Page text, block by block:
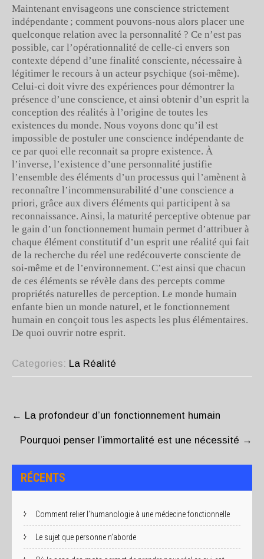
Maintenant envisageons une conscience strictement
indépendante ; comment pouvons-nous alors placer une
quelconque relation avec la personnalité ? Ce n’est pas
possible, car l’opérationnalité de celle-ci envers son
contexte dépend d’une finalité consciente, nécessaire à
légitimer le recours à un acteur psychique (soi-même).
Celui-ci doit vivre des expériences pour démontrer la
présence d’une conscience, et ainsi obtenir d’un esprit la
conception des réalités à l’origine de toutes les
existences du monde. Nous voyons donc qu’il est
impossible de postuler une conscience indépendante de
ce par quoi elle reconnait sa propre existence. À
l’inverse, l’existence d’une personnalité justifie
l’ensemble des éléments d’un processus qui l’amènent à
reconnaître l’incommensurabilité d’une conscience a
priori, grâce aux divers éléments qui participent à sa
reconnaissance. Ainsi, la maturité perceptive obtenue par
le gain d’un fonctionnement humain permet d’attribuer à
chaque élément constitutif d’un esprit une réalité qui fait
de la recherche du réel une redécouverte consciente de
soi-même et de l’environnement. C’est ainsi que chacun
de ces éléments se révèle dans des percepts comme
propriétés naturelles de perception. Le monde humain
enfante bien un monde naturel, et le fonctionnement
humain en conçoit tous les aspects les plus élémentaires.
De quoi ouvrir notre esprit.
Categories: La Réalité
NAVIGATION
← La profondeur d’un fonctionnement humain
Pourquoi penser l’immortalité est une nécessité →
RÉCENTS
Comment relier l’humanologie à une médecine fonctionnelle
Le sujet que personne n’aborde